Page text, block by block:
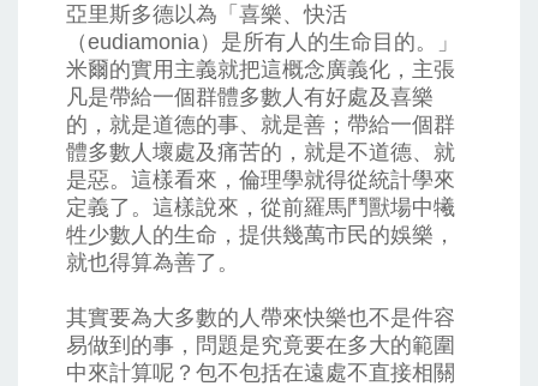
亞里斯多德以為「喜樂、快活
（eudiamonia）是所有人的生命目的。」
米爾的實用主義就把這概念廣義化，主張
凡是帶給一個群體多數人有好處及喜樂
的，就是道德的事、就是善；帶給一個群
體多數人壞處及痛苦的，就是不道德、就
是惡。這樣看來，倫理學就得從統計學來
定義了。這樣說來，從前羅馬鬥獸場中犧
牲少數人的生命，提供幾萬市民的娛樂，
就也得算為善了。
其實要為大多數的人帶來快樂也不是件容
易做到的事，問題是究竟要在多大的範圍
中來計算呢？包不包括在遠處不直接相關